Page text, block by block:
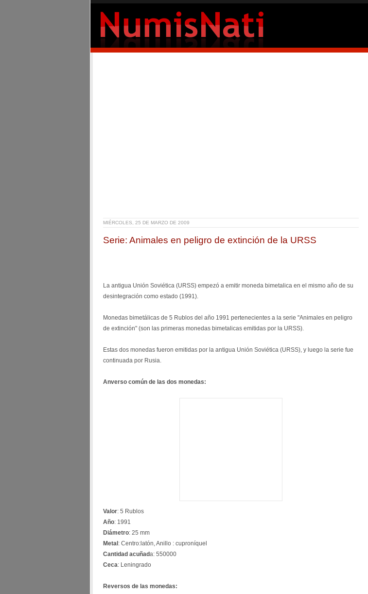
MIÉRCOLES, 25 DE MARZO DE 2009
Serie: Animales en peligro de extinción de la URSS
La antigua Unión Soviética (URSS) empezó a emitir moneda bimetalica en el mismo año de su
desintegración como estado (1991).
Monedas bimetálicas de 5 Rublos del año 1991 pertenecientes a la serie "Animales en peligro
de extinción" (son las primeras monedas bimetalicas emitidas por la URSS).
Estas dos monedas fueron emitidas por la antigua Unión Soviética (URSS), y luego la serie fue
continuada por Rusia.
Anverso común de las dos monedas:
Valor: 5 Rublos
Año: 1991
Diámetro: 25 mm
Metal : Centro:latón, Anillo : cuproníquel
Cantidad acuñada: 550000
Ceca: Leningrado
Reversos de las monedas: